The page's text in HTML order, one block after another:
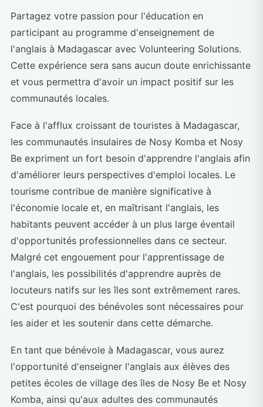
Partagez votre passion pour l'éducation en
participant au programme d'enseignement de
l'anglais à Madagascar avec Volunteering Solutions.
Cette expérience sera sans aucun doute enrichissante
et vous permettra d'avoir un impact positif sur les
communautés locales.
Face à l'afflux croissant de touristes à Madagascar,
les communautés insulaires de Nosy Komba et Nosy
Be expriment un fort besoin d'apprendre l'anglais afin
d'améliorer leurs perspectives d'emploi locales. Le
tourisme contribue de manière significative à
l'économie locale et, en maîtrisant l'anglais, les
habitants peuvent accéder à un plus large éventail
d'opportunités professionnelles dans ce secteur.
Malgré cet engouement pour l'apprentissage de
l'anglais, les possibilités d'apprendre auprès de
locuteurs natifs sur les îles sont extrêmement rares.
C'est pourquoi des bénévoles sont nécessaires pour
les aider et les soutenir dans cette démarche.
En tant que bénévole à Madagascar, vous aurez
l'opportunité d'enseigner l'anglais aux élèves des
petites écoles de village des îles de Nosy Be et Nosy
Komba, ainsi qu'aux adultes des communautés